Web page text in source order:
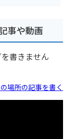
事や動画
書きません
場所の記事を書く